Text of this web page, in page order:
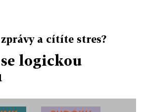
a cítíte stres?
logickou